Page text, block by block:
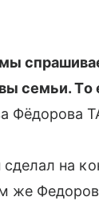
семьи.
Фёдорова
сделал на
же Федоров